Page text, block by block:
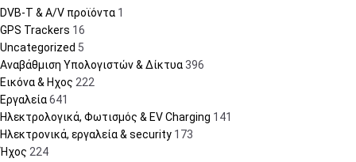
DVB-T & A/V προϊόντα 1
GPS Trackers 16
Uncategorized 5
Αναβάθμιση Υπολογιστών & Δίκτυα 396
Εικόνα & Ηχος 222
Εργαλεία641
Ηλεκτρολογικά, Φωτισμός & EV Charging 141
Ηλεκτρονικά, εργαλεία & security 173
Ήχος 224